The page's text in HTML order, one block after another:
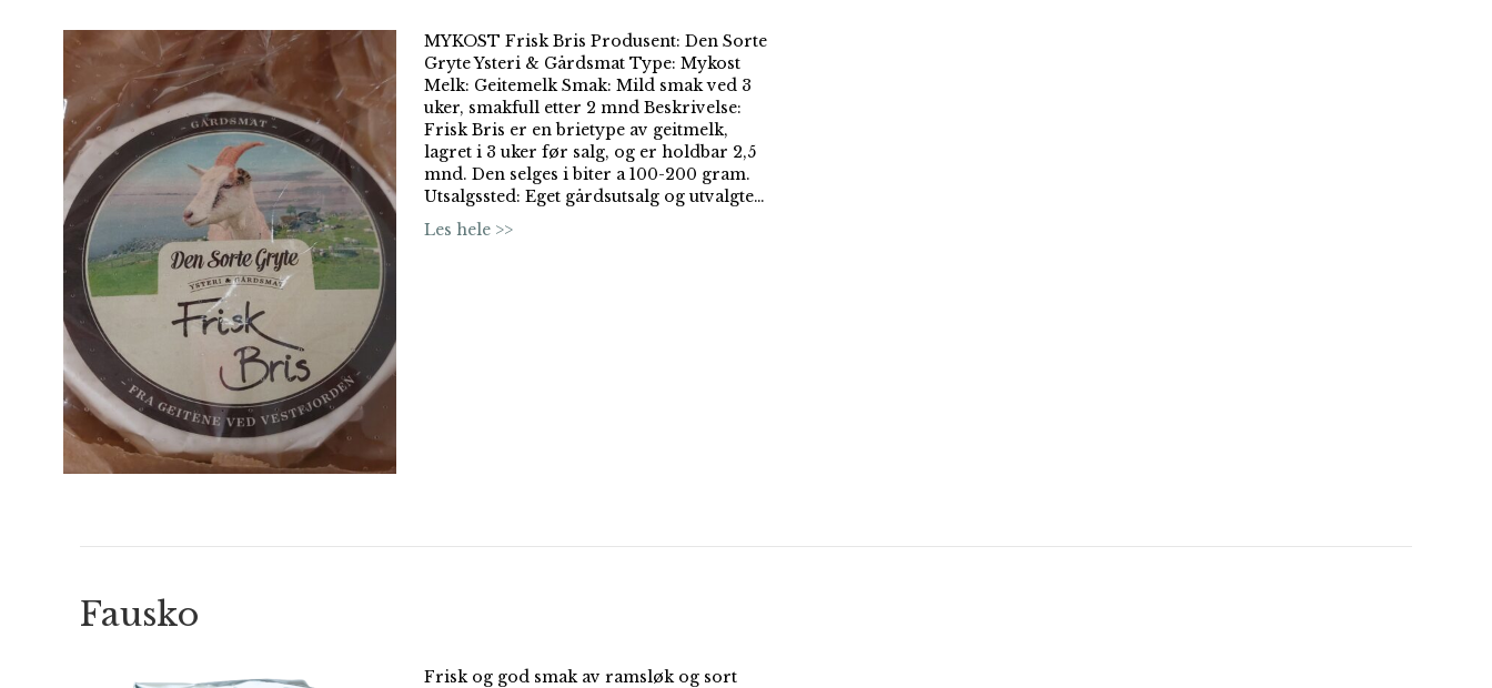
MYKOST Frisk Bris Produsent: Den Sorte
Gryte Ysteri & Gårdsmat Type: Mykost
Melk: Geitemelk Smak: Mild smak ved 3
uker, smakfull etter 2 mnd Beskrivelse:
Frisk Bris er en brietype av geitmelk,
lagret i 3 uker før salg, og er holdbar 2,5
mnd. Den selges i biter a 100-200 gram.
Utsalgssted: Eget gårdsutsalg og utvalgte…
Les hele >>
Fausko
Frisk og god smak av ramsløk og sort